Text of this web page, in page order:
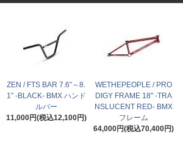
ZEN / FTS BAR 7.6”～8.
1” -BLACK- BMX ハンド
ルバー
11,000円(税込12,100円)
WETHEPEOPLE / PRO
DIGY FRAME 18" -TRA
NSLUCENT RED- BMX
フレーム
64,000円(税込70,400円)